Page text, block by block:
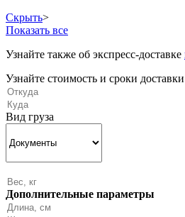
Скрыть>
Показать все
Узнайте также об экспресс-доставке
Узнайте стоимость и сроки
Вид груза
Дополнительные параметры